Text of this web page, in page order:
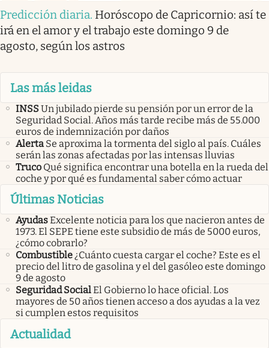
Predicción diaria. Horóscopo de Capricornio: así te
irá en el amor y el trabajo este domingo 9 de
agosto, según los astros
Las más leidas
INSSUn jubilado pierde su pensión por un error de la
Seguridad Social. Años más tarde recibe más de 55.000
euros de indemnización por daños
Alerta Se aproxima la tormenta del siglo al país. Cuáles
serán las zonas afectadas por las intensas lluvias
Truco Qué significa encontrar una botella en la rueda del
coche y por qué es fundamental saber cómo actuar
Últimas Noticias
AyudasExcelente noticia para los que nacieron antes de
1973. El SEPE tiene este subsidio de más de 5000 euros,
¿cómo cobrarlo?
Combustible¿Cuánto cuesta cargar el coche? Este es el
precio del litro de gasolina y el del gasóleo este domingo
9 de agosto
Seguridad SocialEl Gobierno lo hace oficial. Los
mayores de 50 años tienen acceso a dos ayudas a la vez
si cumplen estos requisitos
Actualidad